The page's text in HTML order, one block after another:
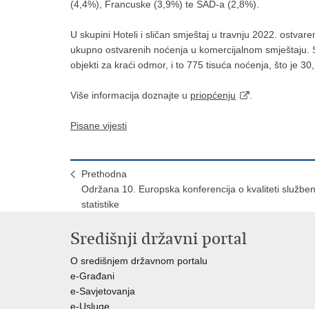
(4,4%), Francuske (3,9%) te SAD-a (2,8%).
U skupini Hoteli i sličan smještaj u travnju 2022.
ukupno ostvarenih noćenja u komercijalnom
objekti za kraći odmor, i to 775 tisuća noćenja, što je
Više informacija doznajte u priopćenju
Pisane vijesti
Prethodna
Održana 10. Europska konferencija o kvaliteti
statistike
Središnji državni portal
O središnjem državnom portalu
e-Građani
e-Savjetovanja
e-Usluge